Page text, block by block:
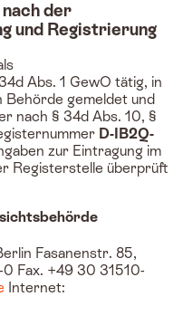
der
und Registrierung
Abs. 1 GewO tätig, in
Behörde gemeldet und
nach § 34d Abs. 10, §
D-IB2Q-
zur Eintragung im
Registerstelle überprüft
Fasanenstr. 85,
Fax. +49 30 31510-
Internet: